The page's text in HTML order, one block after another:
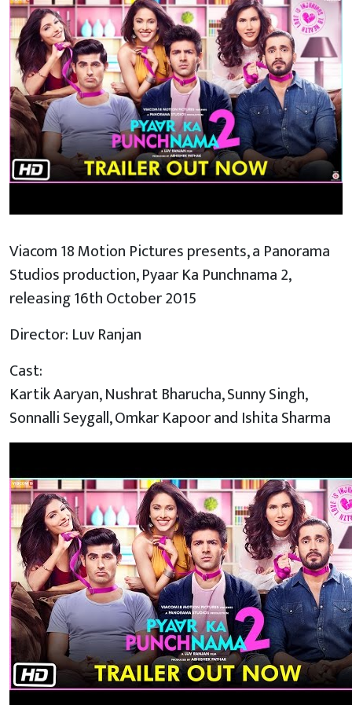
Viacom 18 Motion Pictures presents, a Panorama
Studios production, Pyaar Ka Punchnama 2,
releasing 16th October 2015
Director: Luv Ranjan
Cast:
Kartik Aaryan, Nushrat Bharucha, Sunny Singh,
Sonnalli Seygall, Omkar Kapoor and Ishita Sharma